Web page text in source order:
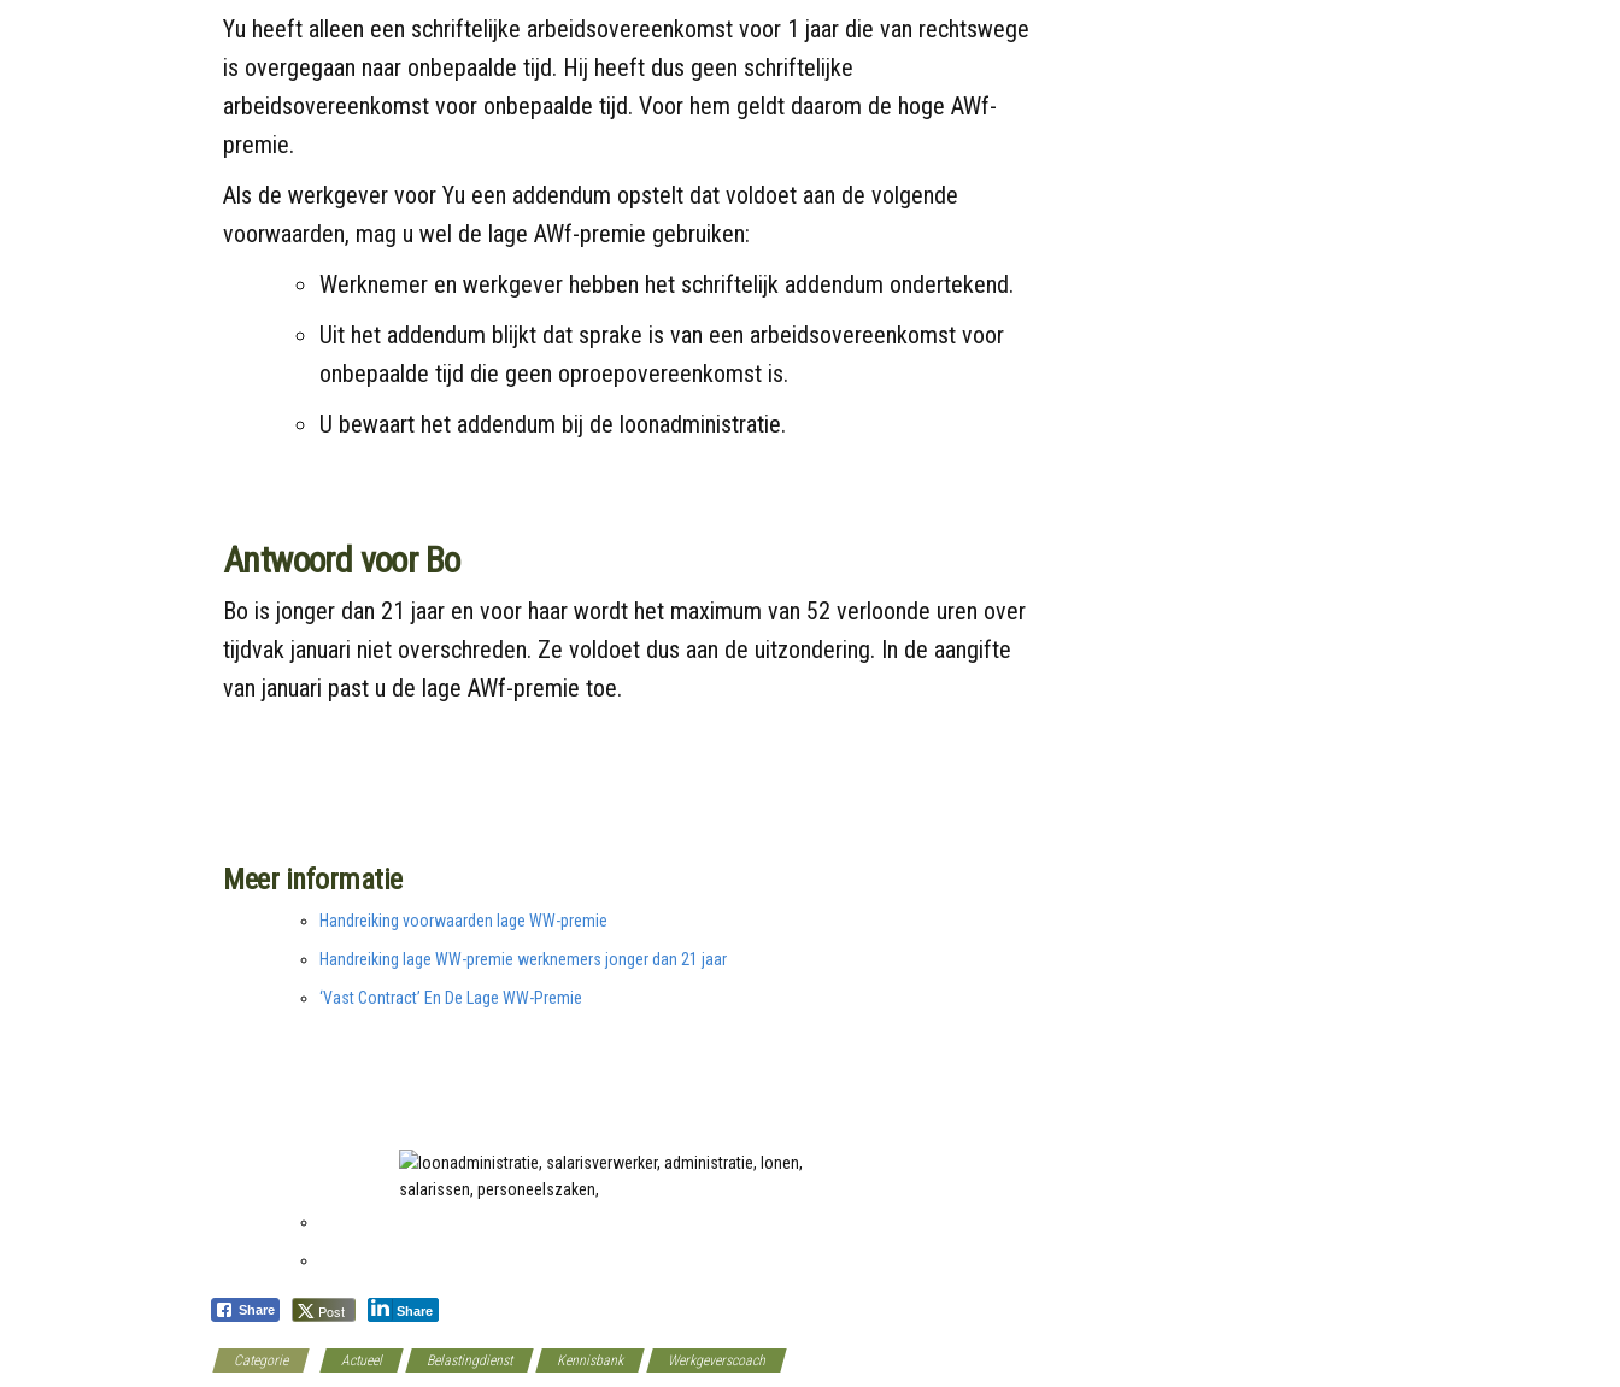
Yu heeft alleen een schriftelijke arbeidsovereenkomst voor 1 jaar die van rechtswege
is overgegaan naar onbepaalde tijd. Hij heeft dus geen schriftelijke
arbeidsovereenkomst voor onbepaalde tijd. Voor hem geldt daarom de hoge AWf-
premie.
Als de werkgever voor Yu een addendum opstelt dat voldoet aan de volgende
voorwaarden, mag u wel de lage AWf-premie gebruiken:
Werknemer en werkgever hebben het schriftelijk addendum ondertekend.
Uit het addendum blijkt dat sprake is van een arbeidsovereenkomst voor
onbepaalde tijd die geen oproepovereenkomst is.
U bewaart het addendum bij de loonadministratie.
Antwoord voor Bo
Bo is jonger dan 21 jaar en voor haar wordt het maximum van 52 verloonde uren over
tijdvak januari niet overschreden. Ze voldoet dus aan de uitzondering. In de aangifte
van januari past u de lage AWf-premie toe.
Meer informatie
Handreiking voorwaarden lage WW-premie
Handreiking lage WW-premie werknemers jonger dan 21 jaar
‘Vast Contract’ En De Lage WW-Premie
Share Post Share
Categorie Actueel Belastingdienst Kennisbank Werkgeverscoach